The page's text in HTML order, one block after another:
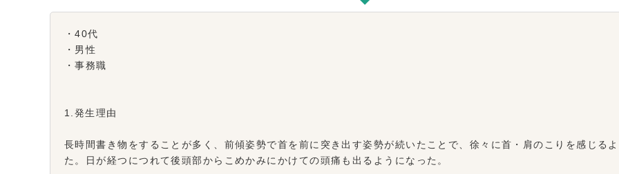
・40代
・男性
・事務職
1.発生理由
長時間書き物をすることが多く、前傾姿勢で首を前に突き出す姿勢が続いたことで、徐々に首・肩のこりを感じる
た。日が経つにつれて後頭部からこめかみにかけての頭痛も出るようになった。